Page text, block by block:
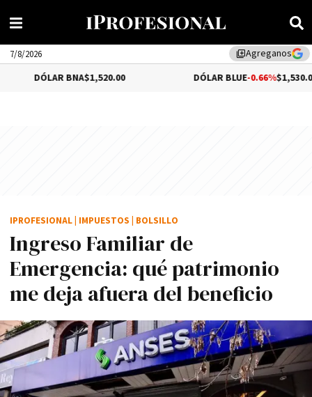
library_addAgreganos
7/8/2026
BNA$1,520.00 DÓLAR BLUE-0.66%$1,530.00
Ingreso Familiar de
Emergencia: qué patrimonio
me deja afuera del beneficio
IPROFESIONAL IMPUESTOS BOLSILLO